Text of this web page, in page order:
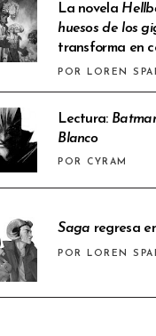
La novela
huesos de los
transforma en
POR LOREN
Lectura:
Blanco
POR CYRAM
Saga regresa
POR LOREN